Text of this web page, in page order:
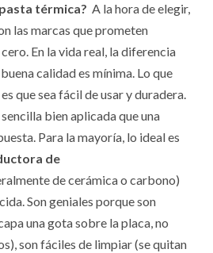
térmica? A la hora de elegir,
las marcas que prometen
En la vida real, la diferencia
calidad es mínima. Lo que
que sea fácil de usar y duradera.
bien aplicada que una
Para la mayoría, lo ideal es
de
de cerámica o carbono)
Son geniales porque son
una gota sobre la placa, no
son fáciles de limpiar (se quitan